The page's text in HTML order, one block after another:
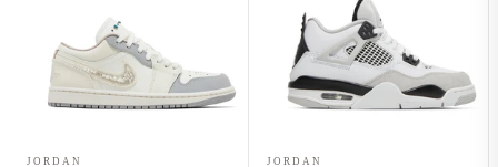
JORDAN JORDAN